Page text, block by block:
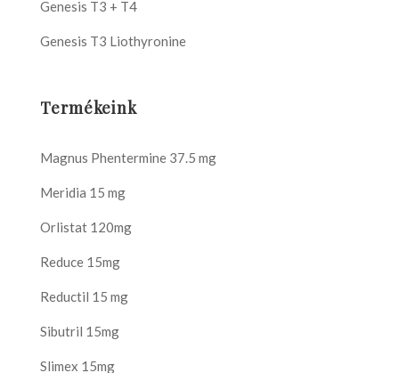
Genesis T3 + T4
Genesis T3 Liothyronine
Termékeink
Magnus Phentermine 37.5 mg
Meridia 15 mg
Orlistat 120mg
Reduce 15mg
Reductil 15 mg
Sibutril 15mg
Slimex 15mg